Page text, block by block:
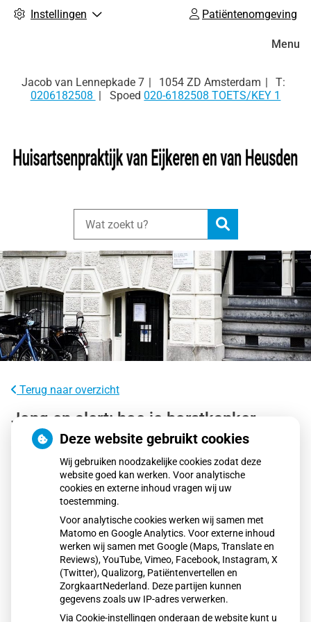
Instellingen Patiëntenomgeving
Jacob van Lennepkade 7 1054 ZD Amsterdam
0206182508
Spoed 020-6182508 TOETS/KEY 1
Zoeken
Menu
Terug naar overzicht
Jong en alert: hoe je borstkanker
herkent als je verder kijkt dan een
knobbeltje
Steeds meer jonge vrouwen krijgen borstkanker, terwijl
screening pas vanaf 50 jaar start. Daarom is eigen
alertheid cruciaal. Let niet alleen op knobbeltjes, maar ook
op huid-, vorm- en tepelveranderingen. Volgens KWF
Kankerbestrijding kan vroege herkenning het verschil
maken. Ga bij twijfel altijd naar de huisarts.
Deze website gebruikt cookies
Wij gebruiken noodzakelijke cookies zodat deze
website goed kan werken. Voor analytische
cookies en externe inhoud vragen wij uw
toestemming.
Voor analytische cookies werken wij samen met
Matomo en Google Analytics. Voor externe inhoud
werken wij samen met Google (Maps, Translate en
Reviews), YouTube, Vimeo, Facebook, Instagram, X
(Twitter), Qualizorg, Patiëntenvertellen en
ZorgkaartNederland. Deze partijen kunnen
gegevens zoals uw IP-adres verwerken.
Via Cookie-instellingen onderaan de website kunt u